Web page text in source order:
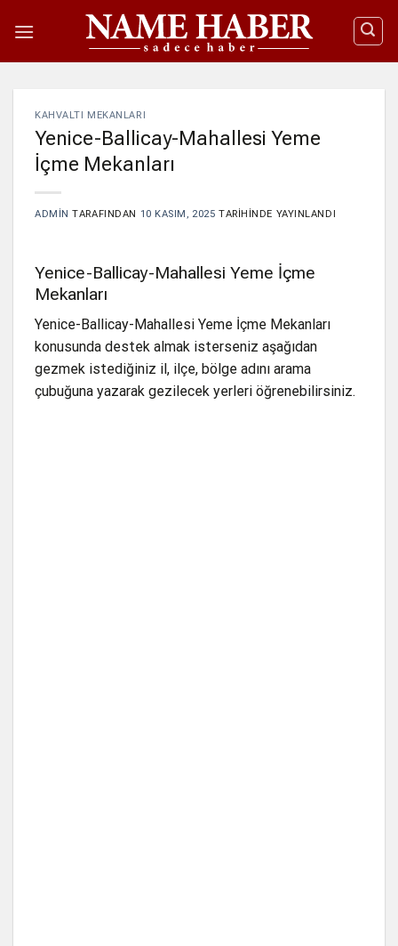
atla
KAHVALTI MEKANLARI
Yenice-Ballicay-Mahallesi Yeme
İçme Mekanları
ADMIN TARAFINDAN 10 KASIM, 2025 TARIHINDE YAYINLANDI
Yenice-Ballicay-Mahallesi Yeme İçme
Mekanları
Yenice-Ballicay-Mahallesi Yeme İçme Mekanları
konusunda destek almak isterseniz aşağıdan
gezmek istediğiniz il, ilçe, bölge adını arama
çubuğuna yazarak gezilecek yerleri öğrenebilirsiniz.